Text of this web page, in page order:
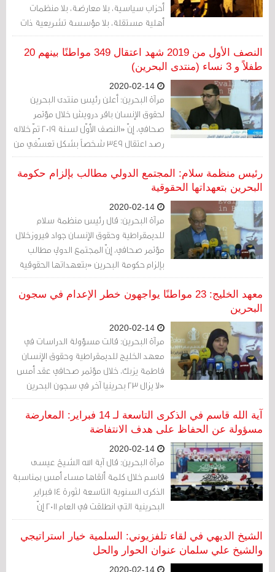
أحزاب سياسية، بلا معارضة، بلا منظمات
أهلية مستقلة، بلا مؤسسة تشريعية ذات
صلاحيات، بلا صحافة مستقلة، بلا صحافيين،
بلا صوت ولا رأي ولا حريات، بلا مستقبل يعوّل
عليه.
النصف الأول من 2019 شهد اعتقال 349 مواطنًا بينهم 20
طفلاً و 3 نساء (منتدى البحرين)
مرآة البحرين: أعلن رئيس منتدى البحرين
لحقوق الإنسان باقر درويش خلال مؤتمر
صحافي، إنّ «النصف الأوّل لسنة 2019 تمّ خلاله
رصد اعتقال 349 شخصاً بشكل تعسّفي من
بينهم 20 طفلاً وثلاثة نساء».
رئيس منظمة سلام: المجتمع الدولي مطالب بإلزام حكومة
البحرين بتعهداتها الحقوقية
مرآة البحرين: قال رئيس منظمة سلام
للديمقراطية وحقوق الإنسان جواد فيروزخلال
مؤتمر صحافي، إنّ المجتمع الدولي مطالب
بإلزام حكومة البحرين «بتعهداتها الحقوقية
والمواثيق الدولية التي صادقت عليها».
معهد الخليج: 23 مواطنًا يواجهون خطر الإعدام في سجون
البحرين
مرآة البحرين: قالت مسؤولة الدراسات في
معهد الخليج للديمقراطية وحقوق الإنسان
فاطمة يزبك، خلال مؤتمر صحافي عقد أمس
«لا يزال 23 بحرينيا آخر في سجون البحرين
معرضين لخطر الإعدام بعد استنفادهم جميع
سبل الإنصاف القانونية».آية الله قاسم في الذكرى التاسعة لـ 14 فبراير: المعارضة
مسؤولة عن الحفاظ على هدف الانتفاضة
مرآة البحرين: قال آية الله الشيخ عيسى
قاسم خلال كلمة ألقاها مساء أمس بمناسبة
الذكرى السنوية التاسعة لثورة 14 فبراير
البحرينية التي انطلقت في العام 2011 إنّ
«المعارضة مسؤولة عن مضاعفة جهودها
وأن تتغلب على أسباب الشقاق». وطالب
أطياف المعارضة بأن تعمل تحت مظلة الخيار
السلمي.
الشيخ الديهي في لقاء تلفزيوني: السلمية خيار استراتيجي
والشيخ علي سلمان عنوان الحوار والحل